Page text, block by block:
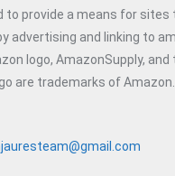
to provide a means for sites
advertising and linking to
logo, AmazonSupply, and
are trademarks of